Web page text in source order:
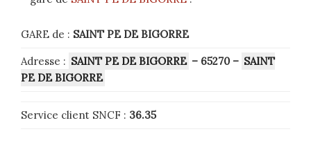
GARE de : SAINT PE DE BIGORRE
Adresse : SAINT PE DE BIGORRE – 65270 – SAINT
PE DE BIGORRE
Service client SNCF : 36.35